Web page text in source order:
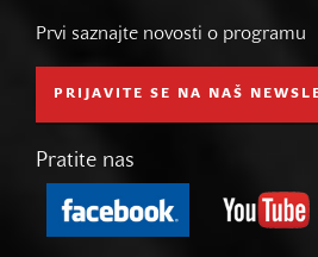
Prvi saznajte novosti o programu
PRIJAVITE SE NA NAŠ
Pratite nas